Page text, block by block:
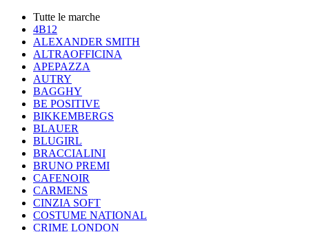
Tutte le marche
4B12
ALEXANDER SMITH
ALTRAOFFICINA
APEPAZZA
AUTRY
BAGGHY
BE POSITIVE
BIKKEMBERGS
BLAUER
BLUGIRL
BRACCIALINI
BRUNO PREMI
CAFENOIR
CARMENS
CINZIA SOFT
COSTUME NATIONAL
CRIME LONDON